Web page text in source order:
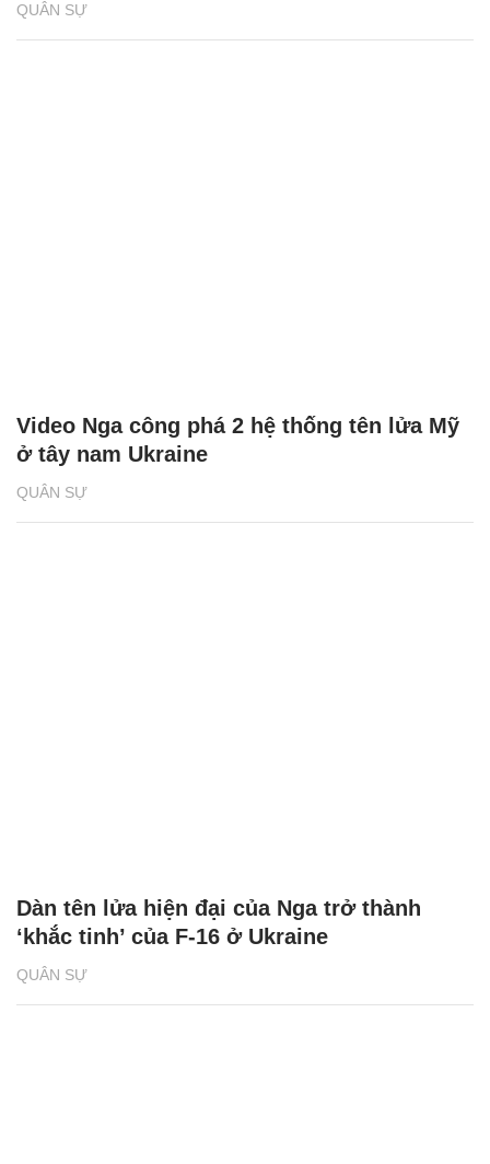
QUÂN SỰ
QUÂN SỰ
Video Nga công phá 2 hệ thống tên lửa Mỹ
ở tây nam Ukraine
QUÂN SỰ
Dàn tên lửa hiện đại của Nga trở thành
‘khắc tinh’ của F-16 ở Ukraine